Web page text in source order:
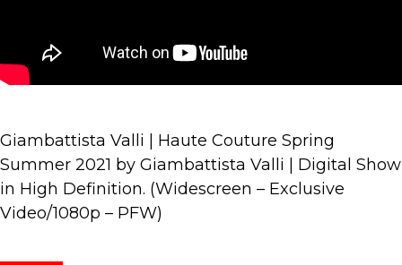
Giambattista Valli | Haute Couture Spring
Summer 2021 by Giambattista Valli | Digital Show
in High Definition. (Widescreen – Exclusive
Video/1080p – PFW)